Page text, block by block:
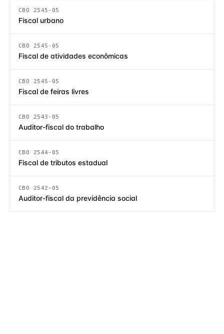
CBO 2545-05
Fiscal urbano
CBO 2545-05
Fiscal de atividades econômicas
CBO 2545-05
Fiscal de feiras livres
CBO 2543-05
Auditor-fiscal do trabalho
CBO 2544-05
Fiscal de tributos estadual
CBO 2542-05
Auditor-fiscal da previdência social